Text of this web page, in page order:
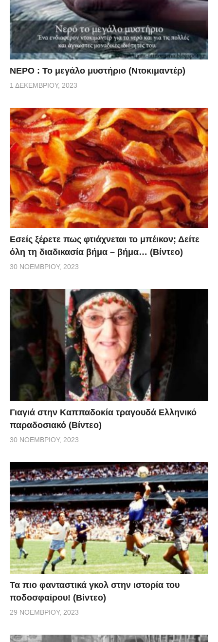
ΝΕΡΟ : Το μεγάλο μυστήριο (Ντοκιμαντέρ)
1 ΔΕΚΕΜΒΡΊΟΥ, 2023
Εσείς ξέρετε πως φτιάχνεται το μπέικον; Δείτε
όλη τη διαδικασία βήμα – βήμα… (Βίντεο)
30 ΝΟΕΜΒΡΊΟΥ, 2023
Γιαγιά στην Καππαδοκία τραγουδά Ελληνικό
παραδοσιακό (Βίντεο)
30 ΝΟΕΜΒΡΊΟΥ, 2023
Τα πιο φανταστικά γκολ στην ιστορία του
ποδοσφαίρου! (Βίντεο)
29 ΝΟΕΜΒΡΊΟΥ, 2023